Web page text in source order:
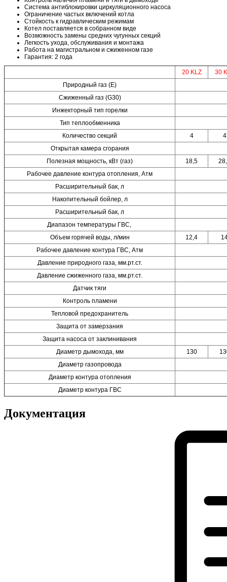
Система антиблокировки циркуляционного насоса
Ограничение частых включений котла
Стойкость к гидравлическим режимам
Котел поставляется в собранном виде
Возможность замены средних чугунных секций
Легкость ухода, обслуживания и монтажа
Работа на магистральном и сжиженном газе
Гарантия: 2 года
20 KLZ
30
Природный газ (Е)
Сжиженный газ (G30)
Инжекторный тип горелки
Тип теплообменника
Количество секций
4
4
Открытая камера сгорания
Полезная мощность, кВт (газ)
18,5
Рабочее давление контура отопления, Атм
Расширительный бак, л
Накопительный бойлер, л
Расширительный бак, л
Диапазон температуры ГВС,
Объем горячей воды, л/мин
12,4
Рабочее давление контура ГВС, Атм
Давление природного газа, мм.рт.ст.
Давление сжиженного газа, мм.рт.ст.
Датчик тяги
Контроль пламени
Тепловой предохранитель
Защита от замерзания
Защита насоса от заклинивания
Диаметр дымохода, мм
130
Диаметр газопровода
Диаметр контура отопления
Диаметр контура ГВС
Документация